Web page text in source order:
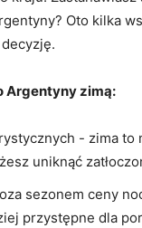
Oto kilka
Argentyny‍ zimą:
-⁢ zima to
uniknąć
sezonem ceny
przystępne ⁣dla